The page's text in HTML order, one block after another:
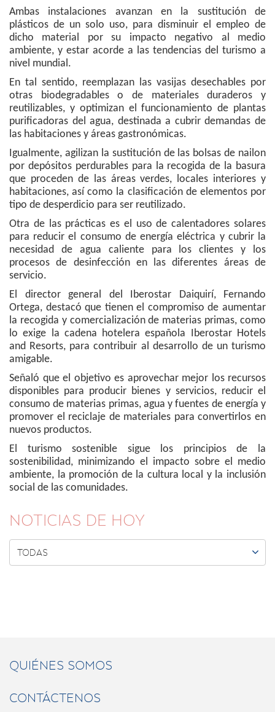
Ambas instalaciones avanzan en la sustitución de
plásticos de un solo uso, para disminuir el empleo de
dicho material por su impacto negativo al medio
ambiente, y estar acorde a las tendencias del turismo a
nivel mundial.
En tal sentido, reemplazan las vasijas desechables por
otras biodegradables o de materiales duraderos y
reutilizables, y optimizan el funcionamiento de plantas
purificadoras del agua, destinada a cubrir demandas de
las habitaciones y áreas gastronómicas.
Igualmente, agilizan la sustitución de las bolsas de nailon
por depósitos perdurables para la recogida de la basura
que proceden de las áreas verdes, locales interiores y
habitaciones, así como la clasificación de elementos por
tipo de desperdicio para ser reutilizado.
Otra de las prácticas es el uso de calentadores solares
para reducir el consumo de energía eléctrica y cubrir la
necesidad de agua caliente para los clientes y los
procesos de desinfección en las diferentes áreas de
servicio.
El director general del Iberostar Daiquirí, Fernando
Ortega, destacó que tienen el compromiso de aumentar
la recogida y comercialización de materias primas, como
lo exige la cadena hotelera española Iberostar Hotels
and Resorts, para contribuir al desarrollo de un turismo
amigable.
Señaló que el objetivo es aprovechar mejor los recursos
disponibles para producir bienes y servicios, reducir el
consumo de materias primas, agua y fuentes de energía y
promover el reciclaje de materiales para convertirlos en
nuevos productos.
El turismo sostenible sigue los principios de la
sostenibilidad, minimizando el impacto sobre el medio
ambiente, la promoción de la cultura local y la inclusión
social de las comunidades.
NOTICIAS DE HOY
TODAS 
QUIÉNES SOMOS
CONTÁCTENOS